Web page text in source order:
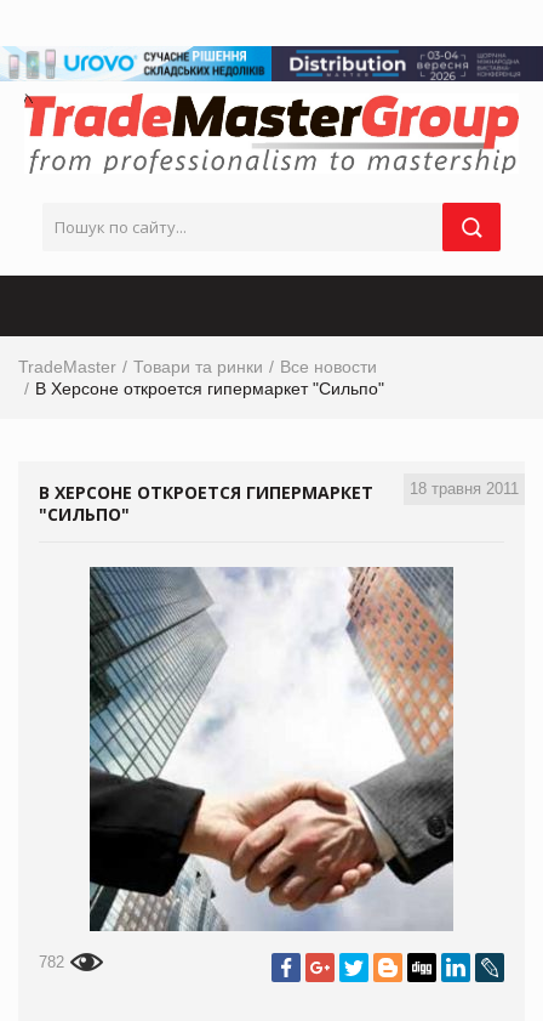
TradeMaster Товари та ринки
Все новости
В Херсоне откроется гипермаркет "Сильпо"
18 травня 2011
В ХЕРСОНЕ ОТКРОЕТСЯ ГИПЕРМАРКЕТ
"СИЛЬПО"
782